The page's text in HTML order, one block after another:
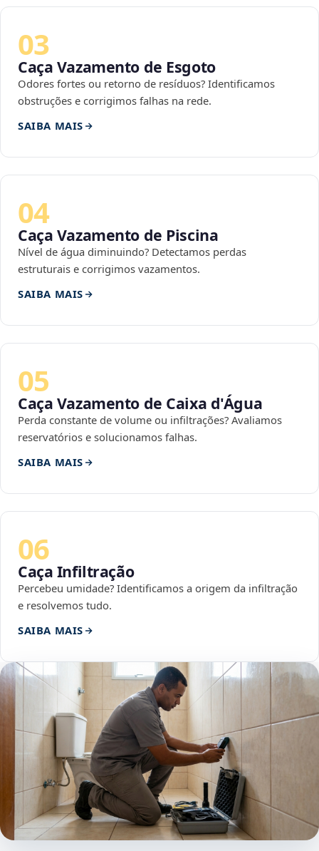
03
Caça Vazamento de Esgoto
Odores fortes ou retorno de resíduos? Identificamos
obstruções e corrigimos falhas na rede.
SAIBA MAIS
04
Caça Vazamento de Piscina
Nível de água diminuindo? Detectamos perdas
estruturais e corrigimos vazamentos.
SAIBA MAIS
05
Caça Vazamento de Caixa d'Água
Perda constante de volume ou infiltrações? Avaliamos
reservatórios e solucionamos falhas.
SAIBA MAIS
06
Caça Infiltração
Percebeu umidade? Identificamos a origem da infiltração
e resolvemos tudo.
SAIBA MAIS